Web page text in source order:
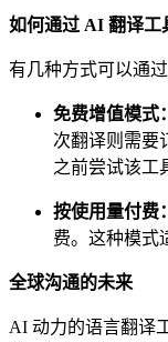
如何通过 AI 翻译工
有几种方式可以通
免费增值模式：
次翻译则需要
之前尝试该工
按使用量付费：
费。这种模式
全球沟通的未来
AI 动力的语言翻译